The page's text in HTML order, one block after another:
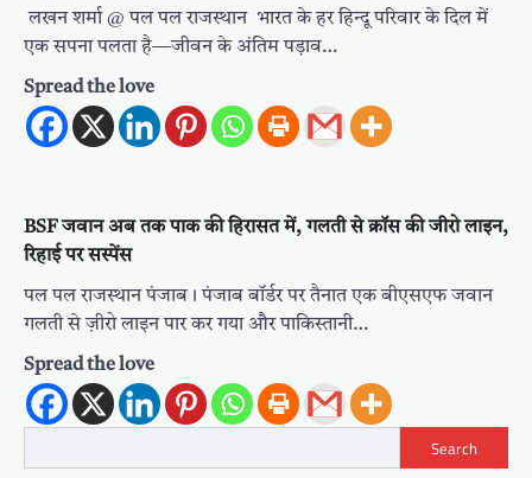
लखन शर्मा @ पल पल राजस्थान भारत के हर हिन्दू परिवार के दिल में
एक सपना पलता है—जीवन के अंतिम पड़ाव…
Spread the love
BSF जवान अब तक पाक की हिरासत में, गलती से क्रॉस की जीरो लाइन,
रिहाई पर सस्पेंस
पल पल राजस्थान पंजाब। पंजाब बॉर्डर पर तैनात एक बीएसएफ जवान
गलती से ज़ीरो लाइन पार कर गया और पाकिस्तानी…
Spread the love
Search